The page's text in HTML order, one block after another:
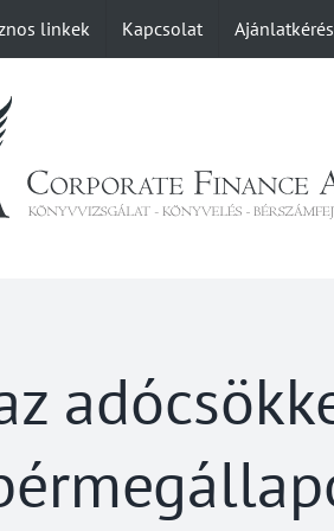
linkek Kapcsolat Ajánlatkérés